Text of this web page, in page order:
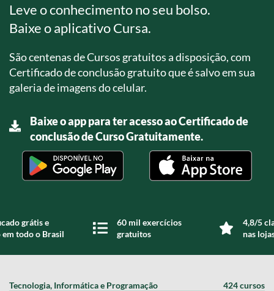
Leve o conhecimento no seu bolso.
Baixe o aplicativo Cursa.
São centenas de Cursos gratuitos a disposição, com
Certificado de conclusão gratuito que é salvo em sua
galeria de imagens do celular.
Baixe o app para ter acesso ao Certificado de
conclusão de Curso Gratuitamente.
grátis e
todo o Brasil
60 mil exercícios
gratuitos
4,8/5
nas
Tecnologia, Informática e Programação 424 cursos